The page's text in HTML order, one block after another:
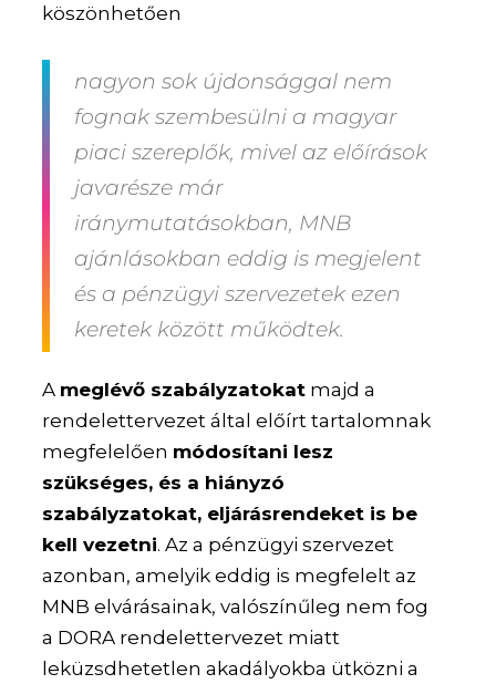
köszönhetően
nagyon sok újdonsággal nem
fognak szembesülni a magyar
piaci szereplők, mivel az előírások
javarésze már
iránymutatásokban, MNB
ajánlásokban eddig is megjelent
és a pénzügyi szervezetek ezen
keretek között működtek.
A meglévő szabályzatokat majd a
rendelettervezet által előírt tartalomnak
megfelelően módosítani lesz
szükséges, és a hiányzó
szabályzatokat, eljárásrendeket is be
kell vezetni. Az a pénzügyi szervezet
azonban, amelyik eddig is megfelelt az
MNB elvárásainak, valószínűleg nem fog
a DORA rendelettervezet miatt
leküzsdhetetlen akadályokba ütközni a